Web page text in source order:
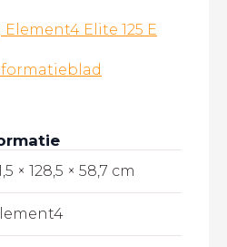
Elite 125 E
× 128,5 × 58,7 cm